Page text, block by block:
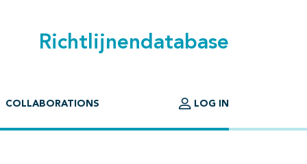
Richtlijnendatabase
COLLABORATIONS LOG IN